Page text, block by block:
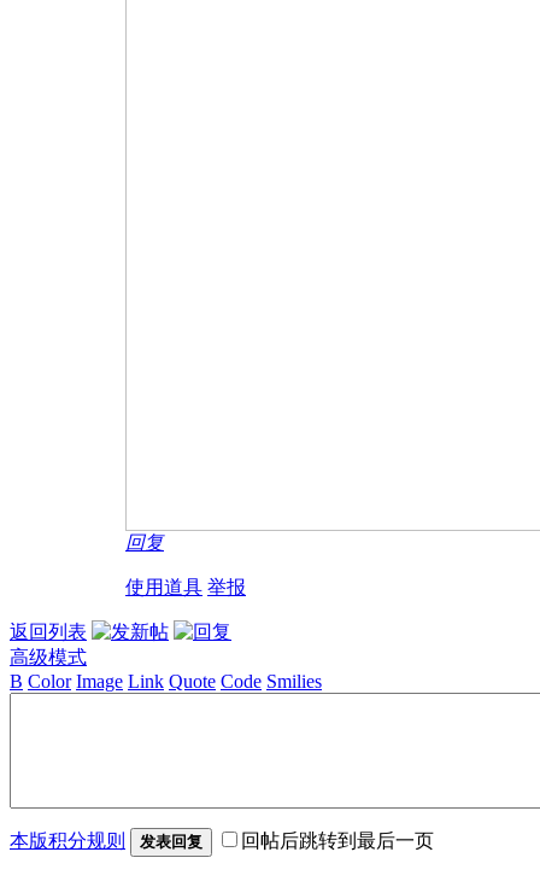
回复
使用道具 举报
返回列表
高级模式
B Color Image Link Quote Code Smilies
本版积分规则 发表回复 回帖后跳转到最后一页